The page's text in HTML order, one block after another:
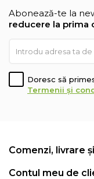
Abonează-te la
reducere la prima
Doresc să
Termenii și
Comenzi, livrare
Contul meu de